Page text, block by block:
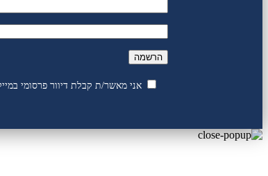
אני מאשר/ת קבלת דיוור פרסומי